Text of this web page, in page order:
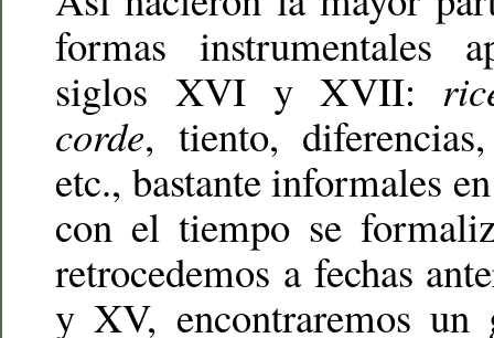
formas instrumentales
siglos XVI y XVII:
corde, tiento,
etc., bastante informales
con el tiempo se
retrocedemos a fechas
y XV, encontraremos un